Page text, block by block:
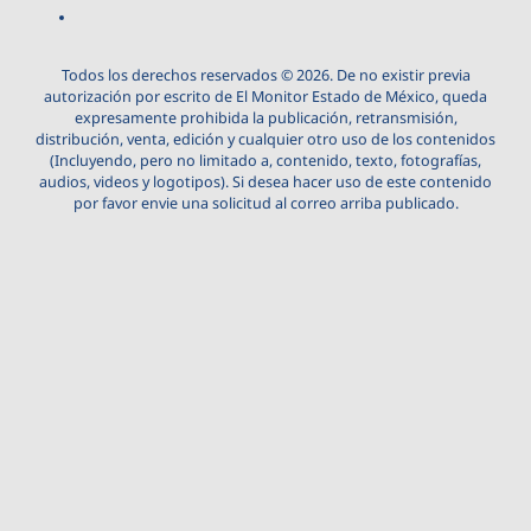
Todos los derechos reservados © 2026. De no existir previa
autorización por escrito de El Monitor Estado de México, queda
expresamente prohibida la publicación, retransmisión,
distribución, venta, edición y cualquier otro uso de los contenidos
(Incluyendo, pero no limitado a, contenido, texto, fotografías,
audios, videos y logotipos). Si desea hacer uso de este contenido
por favor envie una solicitud al correo arriba publicado.